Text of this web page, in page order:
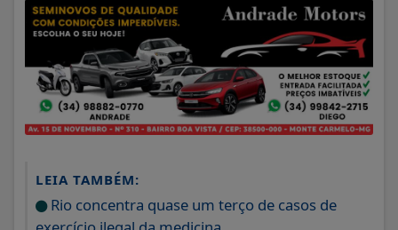
LEIA TAMBÉM:
Rio concentra quase um terço de casos de